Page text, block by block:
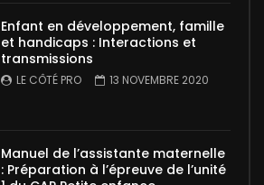
Enfant en développement, famille
et handicaps : Interactions et
transmissions
LE CÔTÉ PRO 13 NOVEMBRE 2020
Manuel de l’assistante maternelle
: Préparation à l’épreuve de l’unité